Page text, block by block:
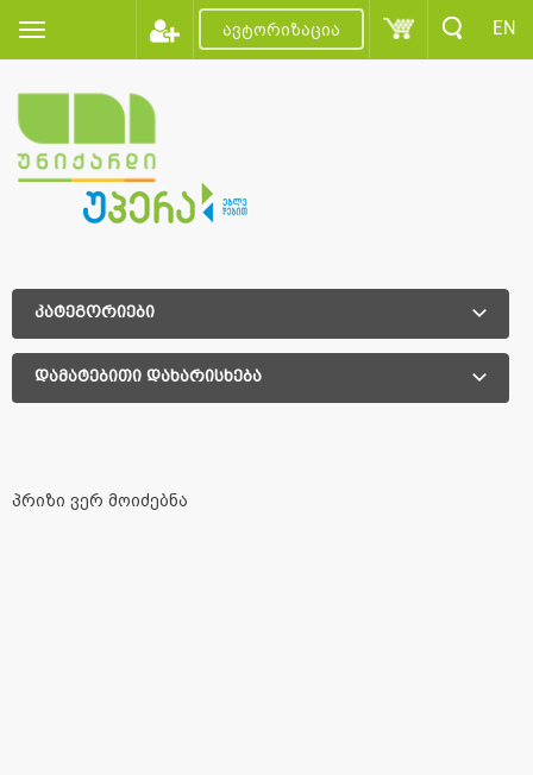
ავტორიზაცია EN
კატეგორიები
დამატებითი დახარისხება
პრიზი ვერ მოიძებნა